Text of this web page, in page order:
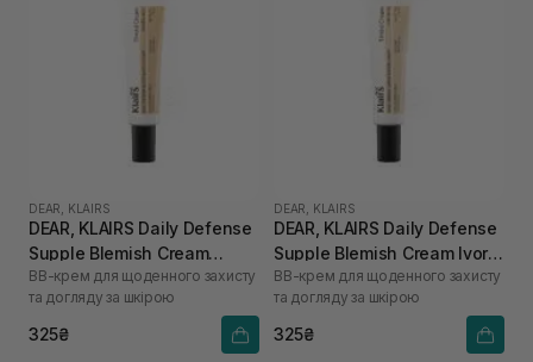
DEAR, KLAIRS
DEAR, KLAIRS Daily Defense
Supple Blemish Cream
Natural Beige 10 г
BB-крем для щоденного захисту
та догляду за шкірою
325₴
DEAR, KLAIRS
DEAR, KLAIRS Daily Defense
Supple Blemish Cream Ivory
Beige 10 г
BB-крем для щоденного захисту
та догляду за шкірою
325₴